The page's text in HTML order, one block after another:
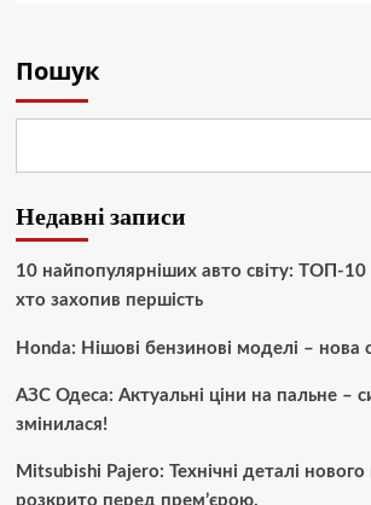
советы
Пошук
Недавні записи
10 найпопулярніших авто світу: ТОП-10
хто захопив першість
Honda: Нішові бензинові моделі – нова
АЗС Одеса: Актуальні ціни на пальне –
змінилася!
Mitsubishi Pajero: Технічні деталі
розкрито перед прем’єрою.